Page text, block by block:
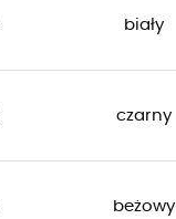
biały
czarny
beżowy